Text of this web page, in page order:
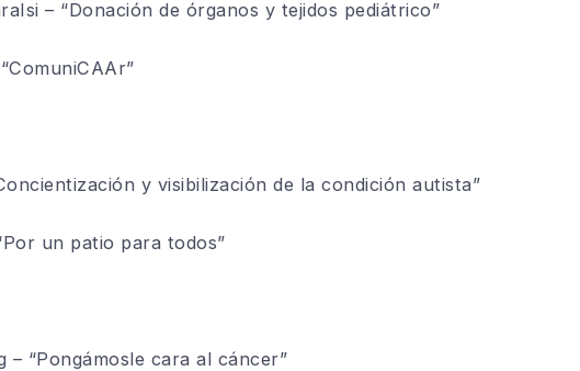
– “Donación de órganos y tejidos pediátrico”
y visibilización de la condición autista”
un patio para todos”
– “Pongámosle cara al cáncer”